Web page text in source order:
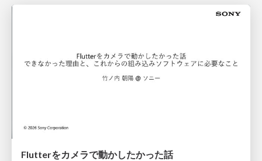
Flutterをカメラで動かしたかった話